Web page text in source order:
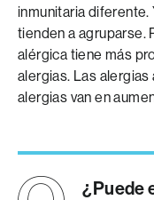
inmunitaria
tienden a agruparse.
alérgica tiene más
alergias. Las
alergias van en
¿Puede